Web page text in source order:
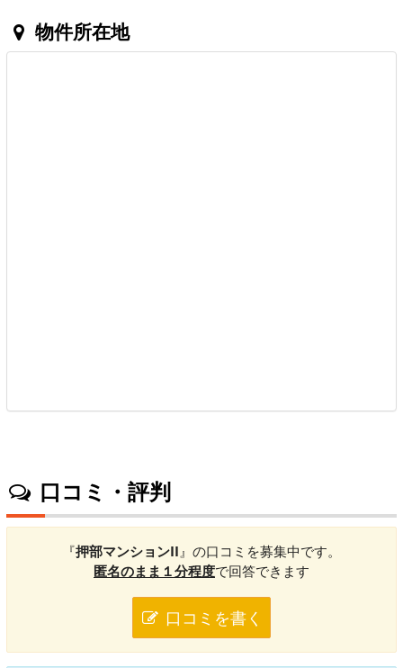
物件所在地
口コミ・評判
『押部マンションII』の口コミを募集中です。
匿名のまま１分程度で回答できます
口コミを書く